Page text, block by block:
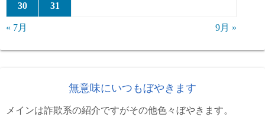
30 31
« 7月 9月 »
無意味にいつもぼやきます
メインは詐欺系の紹介ですがその他色々ぼやきます。